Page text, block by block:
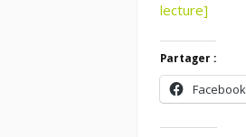
lecture]
Partager :
Facebook